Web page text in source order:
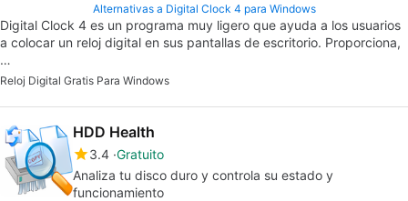
Alternativas a Digital Clock 4 para Windows
Digital Clock 4 es un programa muy ligero que ayuda a los usuarios
a colocar un reloj digital en sus pantallas de escritorio. Proporciona,
…
Reloj Digital Gratis Para Windows
HDD Health
3.4 Gratuito
Analiza tu disco duro y controla su estado y
funcionamiento